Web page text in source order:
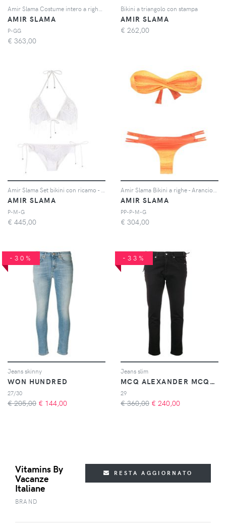
AMIR SLAMA
P-GG
€ 363,00
Bikini a triangolo con stampa
AMIR SLAMA
€ 262,00
AMIR SLAMA
P-M-G
€ 445,00
AMIR SLAMA
PP-P-M-G
€ 304,00
-30%
Jeans skinny
WON HUNDRED
27/30
€ 205,00 € 144,00
-33%
Jeans slim
MCQ ALEXANDER MCQUEEN
29
€ 360,00 € 240,00
Vitamins By
Vacanze
Italiane
BRAND
RESTA AGGIORNATO